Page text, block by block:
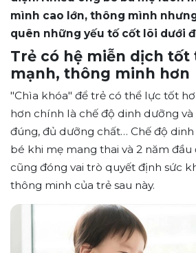
mình cao lớn, thông mình
quên những yếu tố cốt lõi dưới
Trẻ có hệ miễn dịch tốt
mạnh, thông minh hơn
"Chìa khóa" để trẻ có thể lực tốt
hơn chính là chế độ dinh dưỡng
đúng, đủ dưỡng chất… Chế độ
bé khi mẹ mang thai và 2 năm đầu
cũng đóng vai trò quyết định sức
thông minh của trẻ sau này.